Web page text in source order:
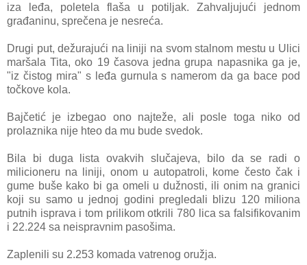
iza leđa, poletela flaša u potiljak. Zahvaljujući jednom
građaninu, sprečena je nesreća.
Drugi put, dežurajući na liniji na svom stalnom mestu u Ulici
maršala Tita, oko 19 časova jedna grupa napasnika ga je,
"iz čistog mira" s leđa gurnula s namerom da ga bace pod
točkove kola.
Bajčetić je izbegao ono najteže, ali posle toga niko od
prolaznika nije hteo da mu bude svedok.
Bila bi duga lista ovakvih slučajeva, bilo da se radi o
milicioneru na liniji, onom u autopatroli, kome često čak i
gume buše kako bi ga omeli u dužnosti, ili onim na granici
koji su samo u jednoj godini pregledali blizu 120 miliona
putnih isprava i tom prilikom otkrili 780 lica sa falsifikovanim
i 22.224 sa neispravnim pasošima.
Zaplenili su 2.253 komada vatrenog oružja.